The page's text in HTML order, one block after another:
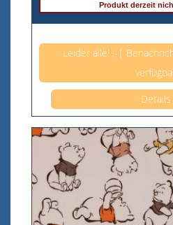
Produkt derzeit
Leider alle! :-|
Details